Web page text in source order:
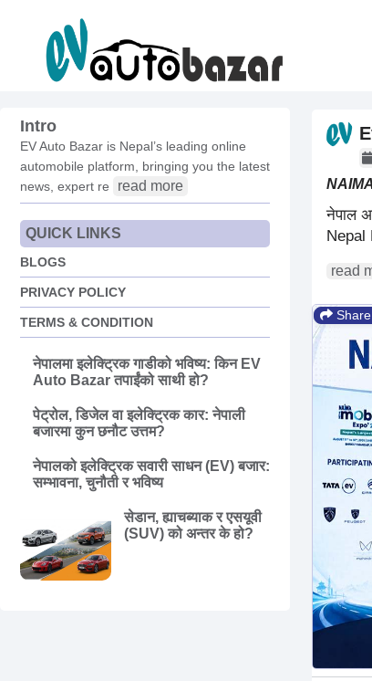
Intro
EV Auto Bazar is Nepal’s leading online
automobile platform, bringing you the latest
news, expert re
read more
QUICK LINKS
BLOGS
PRIVACY POLICY
TERMS & CONDITION
नेपालमा इलेक्ट्रिक गाडीको भविष्य: किन EV
Auto Bazar तपाईंको साथी हो?
पेट्रोल, डिजेल वा इलेक्ट्रिक कार: नेपाली
बजारमा कुन छनौट उत्तम?
नेपालको इलेक्ट्रिक सवारी साधन (EV) बजार:
सम्भावना, चुनौती र भविष्य
सेडान, ह्याचब्याक र एसयूवी
(SUV) को अन्तर के हो?
नेपाल
Nepal
read